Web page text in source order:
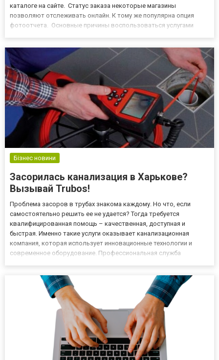
каталоге на сайте. Статус заказа некоторые магазины
позволяют отслеживать онлайн. К тому же популярна опция
фотоотчета. Основные причины воспользоваться услугами
экономия времени...
Бізнес новини
Засорилась канализация в Харькове?
Вызывай Trubos!
Проблема засоров в трубах знакома каждому. Но что, если
самостоятельно решить ее не удается? Тогда требуется
квалифицированная помощь – качественная, доступная и
быстрая. Именно такие услуги оказывает канализационная
компания, которая использует инновационные технологии и
современное оборудование. Профессиональная служба
жилья. Предлагаем широки...